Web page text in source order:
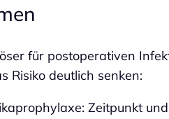
für postoperativen
Risiko deutlich senken:
Zeitpunkt